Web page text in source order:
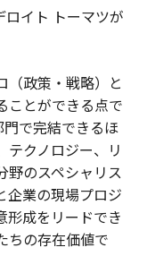
ロイト トーマツが
（政策・戦略）と
ことができる点で
で完結できるほ
テクノロジー、リ
野のスペシャリス
企業の現場プロジ
形成をリードでき
ちの存在価値で